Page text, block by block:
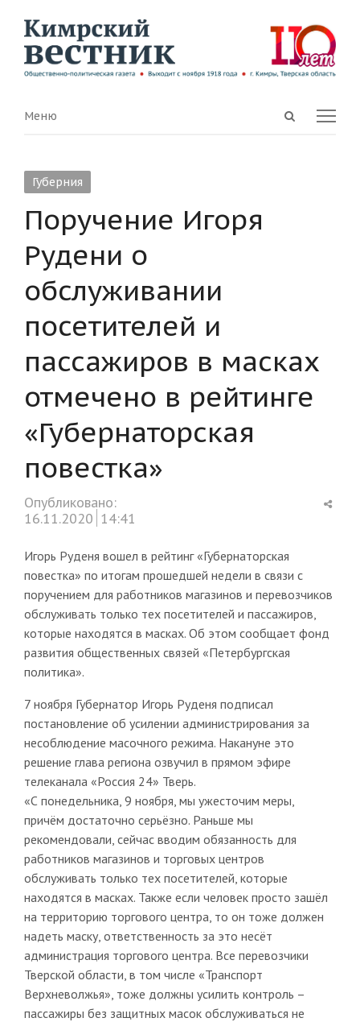
Open
Menu
Меню
Губерния
Поручение Игоря
Рудени о
обслуживании
посетителей и
пассажиров в масках
отмечено в рейтинге
«Губернаторская
повестка»
Опубликовано:
16.11.2020 14:41
Игорь Руденя вошел в рейтинг «Губернаторская
повестка» по итогам прошедшей недели в связи с
поручением для работников магазинов и перевозчиков
обслуживать только тех посетителей и пассажиров,
которые находятся в масках. Об этом сообщает фонд
развития общественных связей «Петербургская
политика».
7 ноября Губернатор Игорь Руденя подписал
постановление об усилении администрирования за
несоблюдение масочного режима. Накануне это
решение глава региона озвучил в прямом эфире
телеканала «Россия 24» Тверь.
«С понедельника, 9 ноября, мы ужесточим меры,
причём достаточно серьёзно. Раньше мы
рекомендовали, сейчас вводим обязанность для
работников магазинов и торговых центров
обслуживать только тех посетителей, которые
находятся в масках. Также если человек просто зашёл
на территорию торгового центра, то он тоже должен
надеть маску, ответственность за это несёт
администрация торгового центра. Все перевозчики
Тверской области, в том числе «Транспорт
Верхневолжья», тоже должны усилить контроль –
пассажиры без защитных масок обслуживаться не